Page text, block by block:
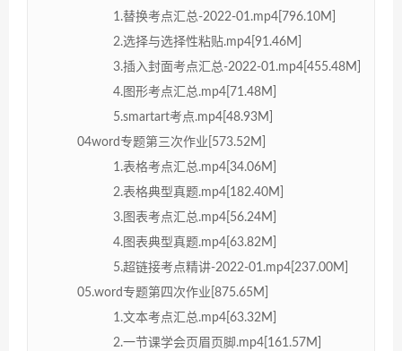
1.替换考点汇总-2022-01.mp4[796.10M]
2.选择与选择性粘贴.mp4[91.46M]
3.插入封面考点汇总-2022-01.mp4[455.48M]
4.图形考点汇总.mp4[71.48M]
5.smartart考点.mp4[48.93M]
04word专题第三次作业[573.52M]
1.表格考点汇总.mp4[34.06M]
2.表格典型真题.mp4[182.40M]
3.图表考点汇总.mp4[56.24M]
4.图表典型真题.mp4[63.82M]
5.超链接考点精讲-2022-01.mp4[237.00M]
05.word专题第四次作业[875.65M]
1.文本考点汇总.mp4[63.32M]
2.一节课学会页眉页脚.mp4[161.57M]